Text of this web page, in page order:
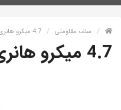
سلف مقاومتی 4.7 میکرو هانری 1/4W (سلف مقاومتی 4.7uH 1/4w)
4.7 میکرو هانری 1/4W